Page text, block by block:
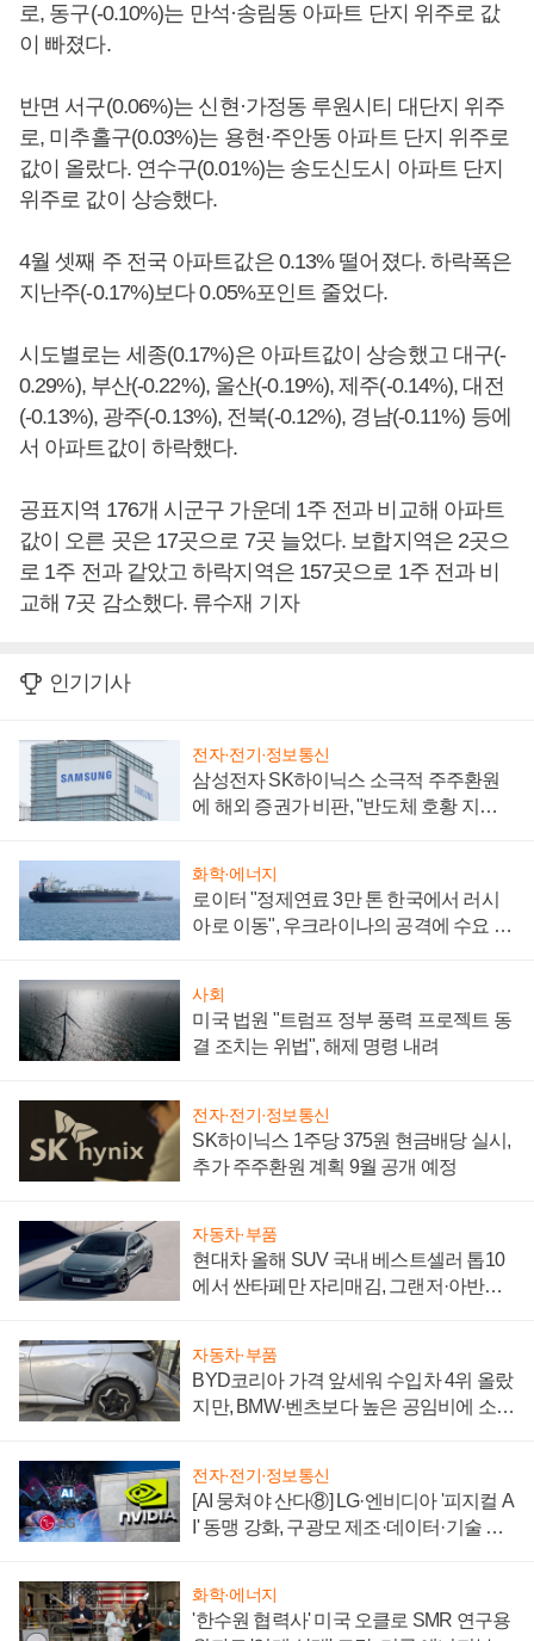
로, 동구(-0.10%)는 만석·송림동 아파트 단지 위주로 값
이 빠졌다.
반면 서구(0.06%)는 신현·가정동 루원시티 대단지 위주
로, 미추홀구(0.03%)는 용현·주안동 아파트 단지 위주로
값이 올랐다. 연수구(0.01%)는 송도신도시 아파트 단지
위주로 값이 상승했다.
4월 셋째 주 전국 아파트값은 0.13% 떨어졌다. 하락폭은
지난주(-0.17%)보다 0.05%포인트 줄었다.
시도별로는 세종(0.17%)은 아파트값이 상승했고 대구(-
0.29%), 부산(-0.22%), 울산(-0.19%), 제주(-0.14%), 대전
(-0.13%), 광주(-0.13%), 전북(-0.12%), 경남(-0.11%) 등에
서 아파트값이 하락했다.
공표지역 176개 시군구 가운데 1주 전과 비교해 아파트
값이 오른 곳은 17곳으로 7곳 늘었다. 보합지역은 2곳으
로 1주 전과 같았고 하락지역은 157곳으로 1주 전과 비
교해 7곳 감소했다. 류수재 기자
인기기사
전자·전기·정보통신
삼성전자 SK하이닉스 소극적 주주환원
에 해외 증권가 비판, "반도체 호황 지속
화학·에너지
로이터 "정제연료 3만 톤 한국에서 러시
아로 이동", 우크라이나의 공격에 수요 늘
사회
미국 법원 "트럼프 정부 풍력 프로젝트 동
결 조치는 위법", 해제 명령 내려
전자·전기·정보통신
SK하이닉스 1주당 375원 현금배당 실시,
추가 주주환원 계획 9월 공개 예정
자동차·부품
현대차 올해 SUV 국내 베스트셀러 톱10
에서 싼타페만 자리매김, 그랜저·아반떼
자동차·부품
BYD코리아 가격 앞세워 수입차 4위 올랐
지만, BMW·벤츠보다 높은 공임비에 소비
전자·전기·정보통신
[AI 뭉쳐야 산다⑧] LG·엔비디아 '피지컬 A
I' 동맹 강화, 구광모 제조·데이터·기술 결
화학·에너지
'한수원 협력사' 미국 오클로 SMR 연구용